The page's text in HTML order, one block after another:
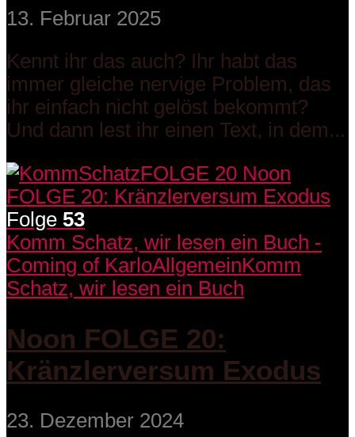
13. Februar 2025
Kennt ihr das auch? Ihr habt das
immer gleiche nervige Problem, das
ihr einfach nicht gelöst bekommt?
Und dann lest ihr einen Text, in dem...
Folge 53
Komm Schatz, wir lesen ein Buch -
Coming of KarloAllgemeinKomm
Schatz, wir lesen ein Buch
Noon FOLGE 20:
Kränzlerversum Exodus
23. Dezember 2024